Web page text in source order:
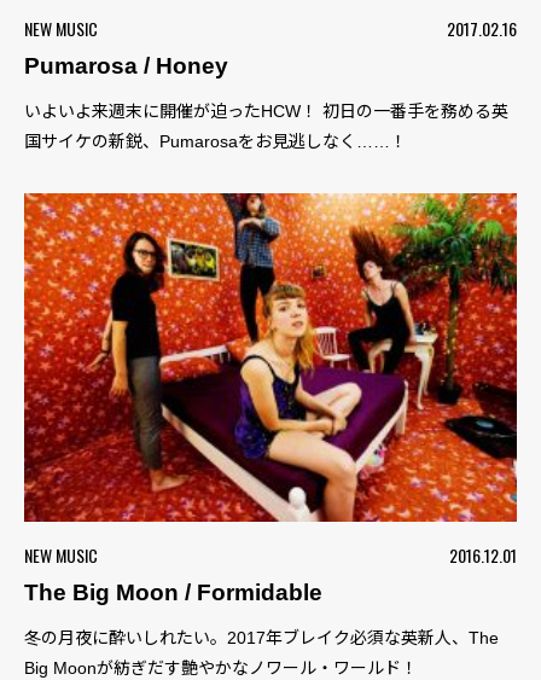
NEW MUSIC
2017.02.16
Pumarosa / Honey
いよいよ来週末に開催が迫ったHCW！ 初日の一番手を務める英
国サイケの新鋭、Pumarosaをお見逃しなく……！
NEW MUSIC
2016.12.01
The Big Moon / Formidable
冬の月夜に酔いしれたい。2017年ブレイク必須な英新人、The
Big Moonが紡ぎだす艶やかなノワール・ワールド！